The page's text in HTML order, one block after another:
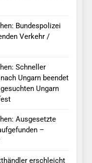
Bundespolizei
Verkehr /
Schneller
Ungarn beendet
Ungarn
Ausgesetzte
–
erschleicht